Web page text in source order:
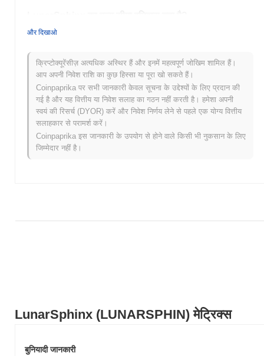
LunarSphinx (LUNARSPHIN) मेट्रिक्स
बुनियादी जानकारी
सर्वकालिक उच्च (ATH):
LunarSphinx वर्तमान में अपने ATH से ~0.23% नीचे कारोबार कर रहा है .
व्यापक क्रिप्टो बाजार की तुलना में LunarSphinx कैसा प्रदर्शन
कर रहा है?
पिछले 7 दिनों में, LunarSphinx ने
0.21%की वृद्धि दर्ज की से कम प्रदर्शन किया। यह व्यापक बाजार गति के सापेक्ष
LUNARSPHIN की मूल्य कार्रवाई में अस्थायी पिछड़ापन का संकेत देता है।
और दिखाओ
क्रिप्टोक्यूरेंसीज़ अत्यधिक अस्थिर हैं और इनमें महत्वपूर्ण जोखिम शामिल हैं।
आप अपनी निवेश राशि का कुछ हिस्सा या पूरा खो सकते हैं।
Coinpaprika पर सभी जानकारी केवल सूचना के उद्देश्यों के लिए प्रदान की
गई है और यह वित्तीय या निवेश सलाह का गठन नहीं करती है। हमेशा अपनी
स्वयं की रिसर्च (DYOR) करें और निवेश निर्णय लेने से पहले एक योग्य वित्तीय
सलाहकार से परामर्श करें।
Coinpaprika इस जानकारी के उपयोग से होने वाले किसी भी नुकसान के लिए
जिम्मेदार नहीं है।